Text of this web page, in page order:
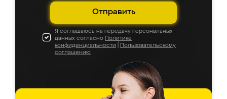
Отправить
Я соглашаюсь на передачу персональных
данных согласно Политике
конфиденциальности
Пользовательскому
соглашению